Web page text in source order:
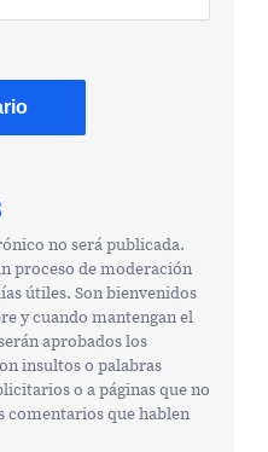
no será publicada.
proceso de moderación
útiles. Son bienvenidos
y cuando mantengan el
aprobados los
insultos o palabras
o a páginas que no
comentarios que hablen